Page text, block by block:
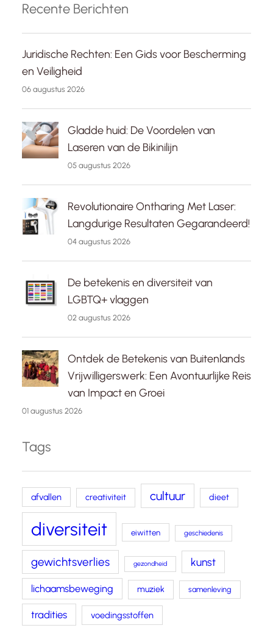
Recente Berichten
Juridische Rechten: Een Gids voor Bescherming
en Veiligheid
06 augustus 2026
Gladde huid: De Voordelen van
Laseren van de Bikinilijn
05 augustus 2026
Revolutionaire Ontharing Met Laser:
Langdurige Resultaten Gegarandeerd!
04 augustus 2026
De betekenis en diversiteit van
LGBTQ+ vlaggen
02 augustus 2026
Ontdek de Betekenis van Buitenlands
Vrijwilligerswerk: Een Avontuurlijke Reis
van Impact en Groei
01 augustus 2026
Tags
afvallen creativiteit cultuur dieet
diversiteit eiwitten geschiedenis
gewichtsverlies gezondheid kunst
lichaamsbeweging muziek samenleving
tradities voedingsstoffen